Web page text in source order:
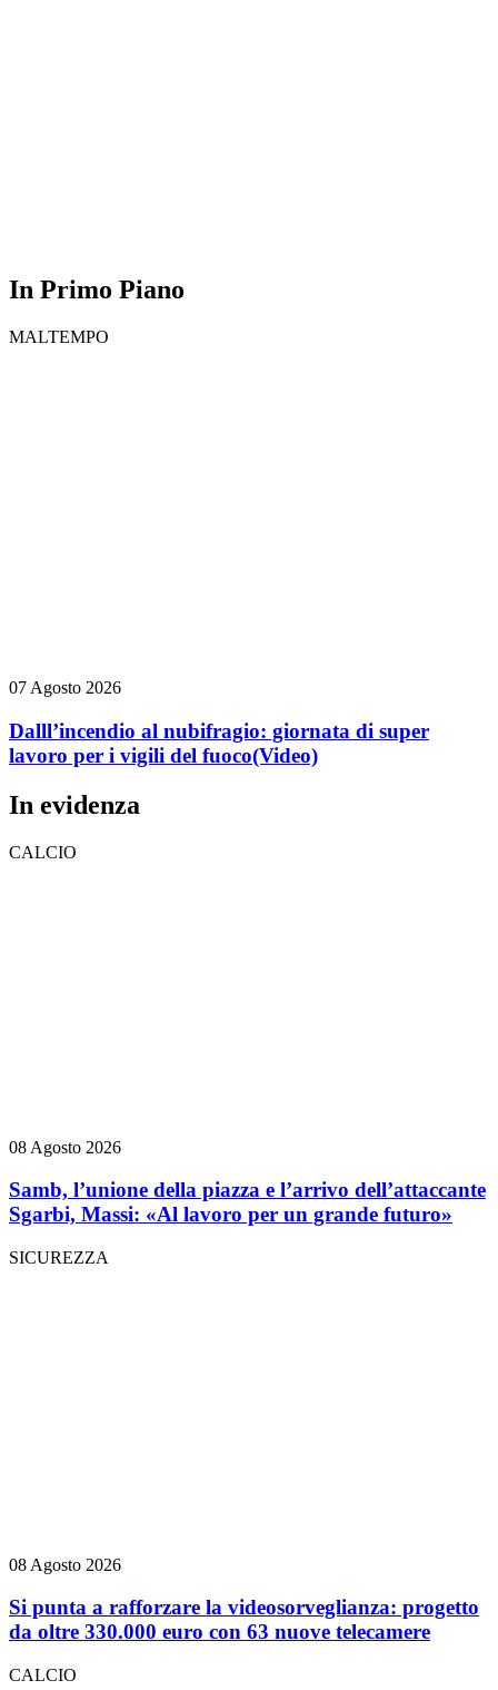
In Primo Piano
MALTEMPO
07 Agosto 2026
Dalll’incendio al nubifragio: giornata di super
lavoro per i vigili del fuoco(Video)
In evidenza
CALCIO
08 Agosto 2026
Samb, l’unione della piazza e l’arrivo dell’attaccante
Sgarbi, Massi: «Al lavoro per un grande futuro»
SICUREZZA
08 Agosto 2026
Si punta a rafforzare la videosorveglianza: progetto
da oltre 330.000 euro con 63 nuove telecamere
CALCIO